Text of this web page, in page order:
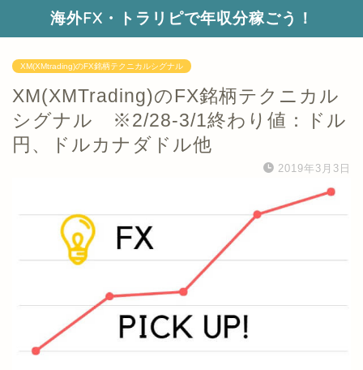
海外FX・トラリピで年収分稼ごう！
XM(XMtrading)のFX銘柄テクニカルシグナル
XM(XMTrading)のFX銘柄テクニカル
シグナル ※2/28-3/1終わり値：ドル
円、ドルカナダドル他
2019年3月3日